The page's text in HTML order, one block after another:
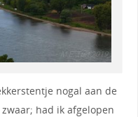
nogal aan de
had ik afgelopen